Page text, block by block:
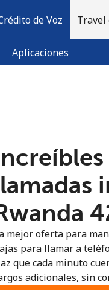
de Voz
Aplicaciones
Travel
Inicia sesión →
mejor oferta para
para llamar a
que cada minuto
adicionales, sin